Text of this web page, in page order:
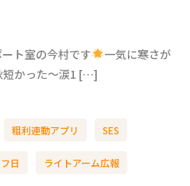
ト室の今村です
一気に寒さが
短かった～涙1 […]
粗利連動アプリ SES
日 ライトアーム広報